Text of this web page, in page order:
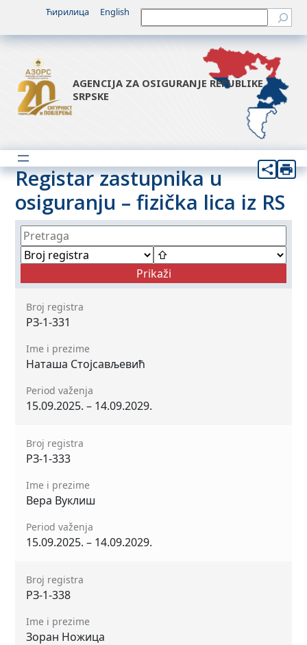
Ћирилица English Претрага
AGENCIJA ZA OSIGURANJE REPUBLIKE
SRPSKE
Registar zastupnika u
osiguranju – fizička lica iz RS
Broj registra
РЗ-1-331
Ime i prezime
Наташа Стојсављевић
Period važenja
15.09.2025. – 14.09.2029.
Broj registra
РЗ-1-333
Ime i prezime
Вера Вуклиш
Period važenja
15.09.2025. – 14.09.2029.
Broj registra
РЗ-1-338
Ime i prezime
Зоран Ножица